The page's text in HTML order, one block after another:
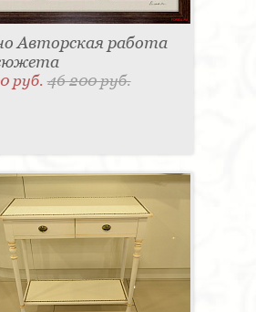
Авторская работа
руб.46 200 руб.